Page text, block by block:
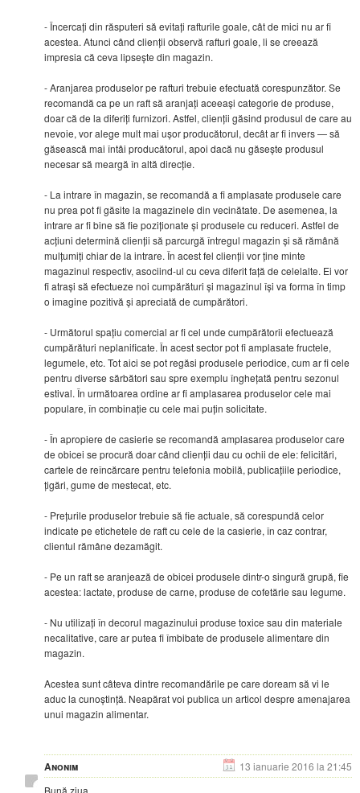
- Încercați din răsputeri să evitați rafturile goale, cât de mici nu ar fi
acestea. Atunci când clienții observă rafturi goale, li se creează
impresia că ceva lipsește din magazin.
- Aranjarea produselor pe rafturi trebuie efectuată corespunzător. Se
recomandă ca pe un raft să aranjați aceeași categorie de produse,
doar că de la diferiți furnizori. Astfel, clienții găsind produsul de care au
nevoie, vor alege mult mai ușor producătorul, decât ar fi invers — să
găsească mai întâi producătorul, apoi dacă nu găsește produsul
necesar să meargă în altă direcție.
- La intrare în magazin, se recomandă a fi amplasate produsele care
nu prea pot fi găsite la magazinele din vecinătate. De asemenea, la
intrare ar fi bine să fie poziționate și produsele cu reduceri. Astfel de
acțiuni determină clienții să parcurgă întregul magazin și să rămână
mulțumiți chiar de la intrare. În acest fel clienții vor ține minte
magazinul respectiv, asociind-ul cu ceva diferit față de celelalte. Ei vor
fi atrași să efectueze noi cumpărături și magazinul își va forma în timp
o imagine pozitivă și apreciată de cumpărători.
- Următorul spațiu comercial ar fi cel unde cumpărătorii efectuează
cumpărături neplanificate. În acest sector pot fi amplasate fructele,
legumele, etc. Tot aici se pot regăsi produsele periodice, cum ar fi cele
pentru diverse sărbători sau spre exemplu înghețată pentru sezonul
estival. În următoarea ordine ar fi amplasarea produselor cele mai
populare, în combinație cu cele mai puțin solicitate.
- În apropiere de casierie se recomandă amplasarea produselor care
de obicei se procură doar când clienții dau cu ochii de ele: felicitări,
cartele de reîncărcare pentru telefonia mobilă, publicațiile periodice,
țigări, gume de mestecat, etc.
- Prețurile produselor trebuie să fie actuale, să corespundă celor
indicate pe etichetele de raft cu cele de la casierie, în caz contrar,
clientul rămâne dezamăgit.
- Pe un raft se aranjează de obicei produsele dintr-o singură grupă, fie
acestea: lactate, produse de carne, produse de cofetărie sau legume.
- Nu utilizați în decorul magazinului produse toxice sau din materiale
necalitative, care ar putea fi îmbibate de produsele alimentare din
magazin.
Acestea sunt câteva dintre recomandările pe care doream să vi le
aduc la cunoștință. Neapărat voi publica un articol despre amenajarea
unui magazin alimentar.
Anonim
13 ianuarie 2016 la 21:45